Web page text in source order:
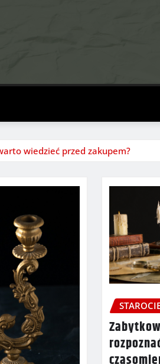
wiedzieć przed zakupem?